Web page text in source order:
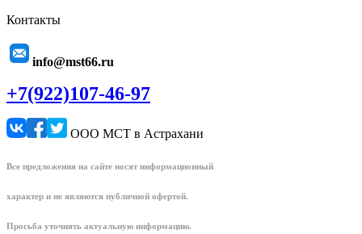
Контакты
info@mst66.ru
+7(922)107-46-97
ООО МСТ в Астрахани
Все предложения на сайте носят информационный
характер и не являются публичной офертой.
Просьба уточнять актуальную информацию.